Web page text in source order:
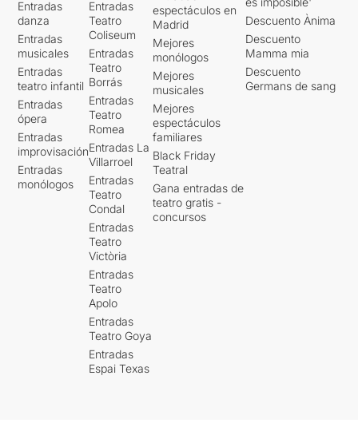
Entradas
danza
Entradas
musicales
Entradas
teatro infantil
Entradas
ópera
Entradas
improvisación
Entradas
monólogos
Entradas
Teatro
Coliseum
Entradas
Teatro
Borrás
Entradas
Teatro
Romea
Entradas La
Villarroel
Entradas
Teatro
Condal
Entradas
Teatro
Victòria
Entradas
Teatro
Apolo
Entradas
Teatro Goya
Entradas
Espai Texas
espectáculos en
Madrid
Mejores
monólogos
Mejores
musicales
Mejores
espectáculos
familiares
Black Friday
Teatral
Gana entradas de
teatro gratis -
concursos
Descuento Ànima
Descuento
Mamma mia
Descuento
Germans de sang